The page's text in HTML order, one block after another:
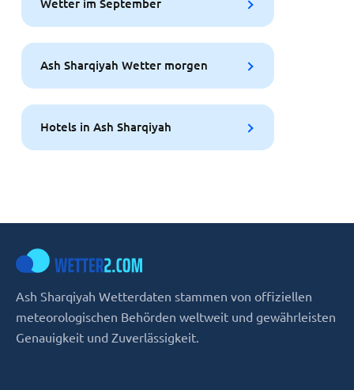
Wetter im September
Ash Sharqiyah Wetter morgen
Hotels in Ash Sharqiyah
Ash Sharqiyah Wetterdaten stammen von offiziellen
meteorologischen Behörden weltweit und gewährleisten
Genauigkeit und Zuverlässigkeit.